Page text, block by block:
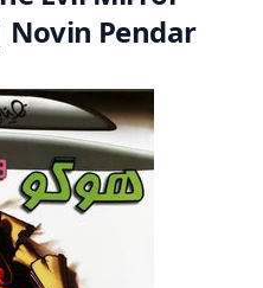
Novin Pendar